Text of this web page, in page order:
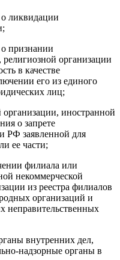
о ликвидации
о признании
организации
в качестве
его из единого
лиц;
иностранной
о запрете
РФ заявленной для
ее части;
филиала или
некоммерческой
из реестра филиалов
организаций и
неправительственных
внутренних дел,
надзорные органы в